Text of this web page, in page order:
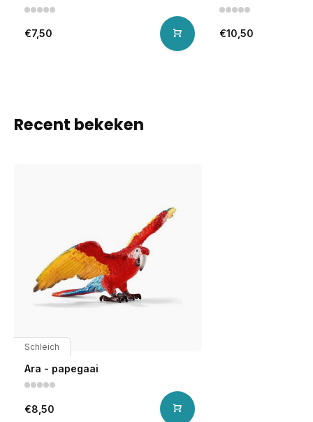
€7,50 €10,50
Recent bekeken
Schleich
Ara - papegaai
€8,50